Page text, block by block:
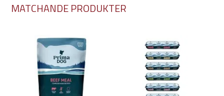
MATCHANDE PRODUKTER